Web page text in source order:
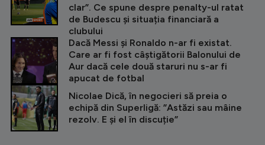
clar”. Ce spune despre penalty-ul ratat
de Budescu și situația financiară a
clubului
Dacă Messi și Ronaldo n-ar fi existat.
Care ar fi fost câștigătorii Balonului de
Aur dacă cele două staruri nu s-ar fi
apucat de fotbal
Nicolae Dică, în negocieri să preia o
echipă din Superligă: ”Astăzi sau mâine
rezolv. E și el în discuție”